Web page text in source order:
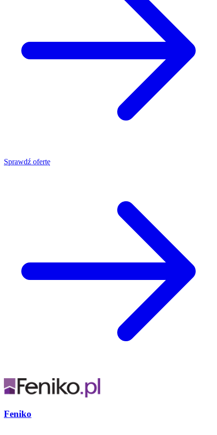
Sprawdź ofertę
Feniko